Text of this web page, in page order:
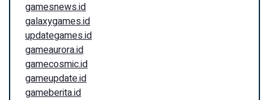
gamesnews.id
galaxygames.id
updategames.id
gameaurora.id
gamecosmic.id
gameupdate.id
gameberita.id